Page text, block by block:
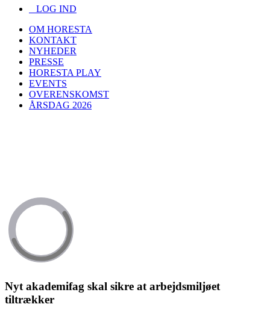
LOG IND
OM HORESTA
KONTAKT
NYHEDER
PRESSE
HORESTA PLAY
EVENTS
OVERENSKOMST
ÅRSDAG 2026
Nyt akademifag skal sikre at arbejdsmiljøet
tiltrækker